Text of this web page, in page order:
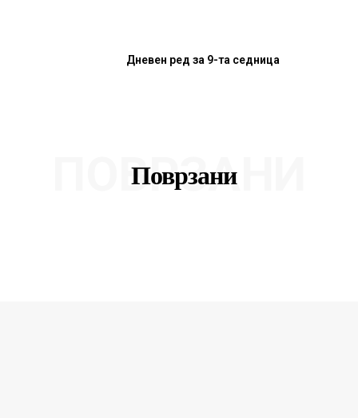
Дневен ред за 9-та седница
Поврзани
ПОВРЗАНИ